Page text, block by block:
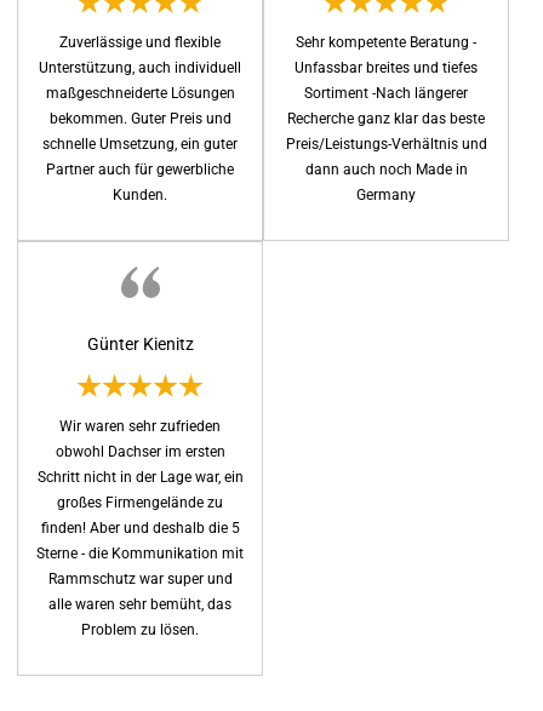
Zuverlässige und flexible
Unterstützung, auch individuell
maßgeschneiderte Lösungen
bekommen. Guter Preis und
schnelle Umsetzung, ein guter
Partner auch für gewerbliche
Kunden.
Sehr kompetente Beratung -
Unfassbar breites und tiefes
Sortiment -Nach längerer
Recherche ganz klar das beste
Preis/Leistungs-Verhältnis und
dann auch noch Made in
Germany
Günter Kienitz
Wir waren sehr zufrieden
obwohl Dachser im ersten
Schritt nicht in der Lage war, ein
großes Firmengelände zu
finden! Aber und deshalb die 5
Sterne - die Kommunikation mit
Rammschutz war super und
alle waren sehr bemüht, das
Problem zu lösen.